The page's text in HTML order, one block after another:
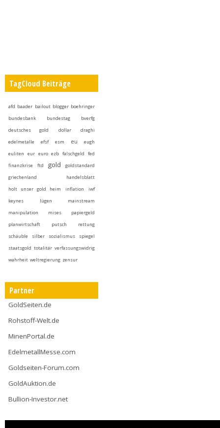
TagCloud Beiträge
afd baader bailout blogger boehringer
bundesbank
bundestag
bverfg
deutsches gold
dollar
draghi
edelmetalle
efsf esm eu
eugh
euliten
eur euro ezb falschgeld
fed
finanzkrise
ftd gold
goldstandard
griechenland
handelsblatt
holt unser gold heim
inflation
iwf
keynes
lügen
mainstream
manipulation
mises
papiergeld
planwirtschaft
putsch
rettung
schäuble
silber sozialismus
spiegel
staatsgold totalitär verfassungswidrig
wahrheit weltregierung zensur
Partner
GoldSeiten.de
Rohstoff-Welt.de
MinenPortal.de
EdelmetallMesse.com
Goldseiten-Forum.com
GoldAuktion.de
Bullion-Investor.net